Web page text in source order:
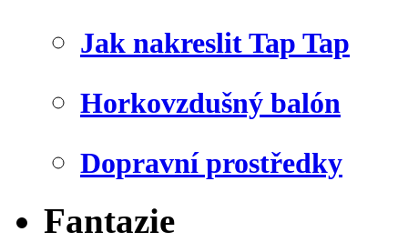
Jak nakreslit Tap Tap
Horkovzdušný balón
Dopravní prostředky
Fantazie